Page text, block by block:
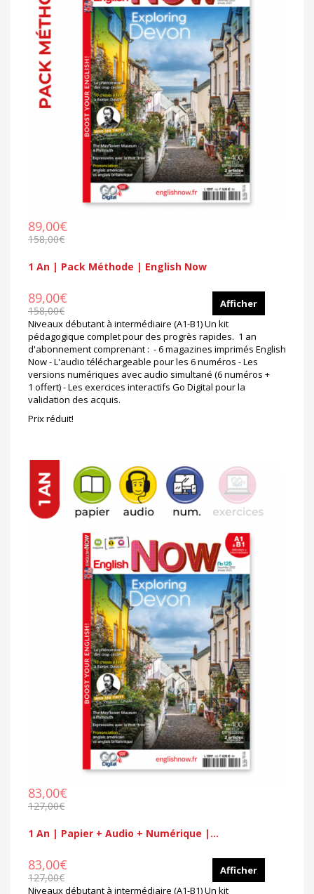
89,00€
158,00€
1 An | Pack Méthode | English Now
89,00€
158,00€
Afficher
Niveaux débutant à intermédiaire (A1-B1) Un kit
pédagogique complet pour des progrès rapides. 1 an
d'abonnement comprenant : - 6 magazines imprimés English
Now - L'audio téléchargeable pour les 6 numéros - Les
versions numériques avec audio simultané (6 numéros +
1 offert) - Les exercices interactifs Go Digital pour la
validation des acquis.
Prix réduit!
83,00€
127,00€
1 An | Papier + Audio + Numérique |...
83,00€
127,00€
Afficher
Niveaux débutant à intermédiaire (A1-B1) Un kit